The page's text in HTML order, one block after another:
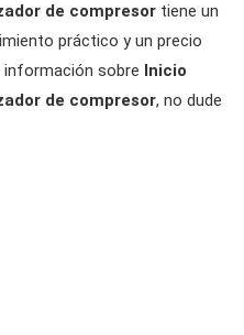
de compresor tiene un
práctico y un precio
sobre Inicio
de compresor, no dude